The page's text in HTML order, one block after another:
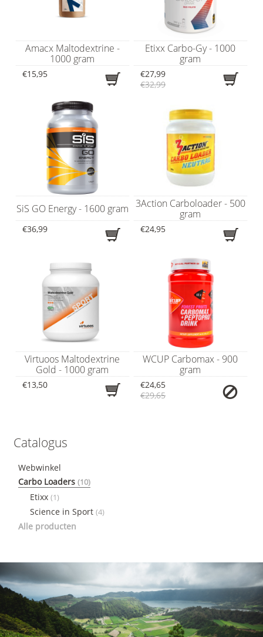
Amacx Maltodextrine -
1000 gram
€15,95
Etixx Carbo-Gy - 1000
gram
€27,99
€32,99
SiS GO Energy - 1600 gram
€36,99
3Action Carboloader - 500
gram
€24,95
Virtuoos Maltodextrine
Gold - 1000 gram
€13,50
WCUP Carbomax - 900
gram
€24,65
€29,65
Catalogus
Webwinkel
Carbo Loaders (10)
Etixx (1)
Science in Sport (4)
Alle producten